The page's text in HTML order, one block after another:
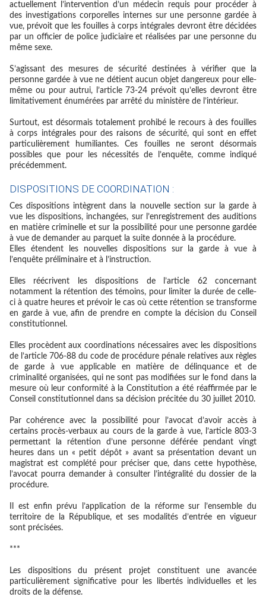
actuellement l’intervention d’un médecin requis pour procéder à
des investigations corporelles internes sur une personne gardée à
vue, prévoit que les fouilles à corps intégrales devront être décidées
par un officier de police judiciaire et réalisées par une personne du
même sexe.
S’agissant des mesures de sécurité destinées à vérifier que la
personne gardée à vue ne détient aucun objet dangereux pour elle-
même ou pour autrui, l’article 73-24 prévoit qu’elles devront être
limitativement énumérées par arrêté du ministère de l’intérieur.
Surtout, est désormais totalement prohibé le recours à des fouilles
à corps intégrales pour des raisons de sécurité, qui sont en effet
particulièrement humiliantes. Ces fouilles ne seront désormais
possibles que pour les nécessités de l’enquête, comme indiqué
précédemment.
DISPOSITIONS DE COORDINATION :
Ces dispositions intègrent dans la nouvelle section sur la garde à
vue les dispositions, inchangées, sur l’enregistrement des auditions
en matière criminelle et sur la possibilité pour une personne gardée
à vue de demander au parquet la suite donnée à la procédure.
Elles étendent les nouvelles dispositions sur la garde à vue à
l’enquête préliminaire et à l’instruction.
Elles réécrivent les dispositions de l’article 62 concernant
notamment la rétention des témoins, pour limiter la durée de celle-
ci à quatre heures et prévoir le cas où cette rétention se transforme
en garde à vue, afin de prendre en compte la décision du Conseil
constitutionnel.
Elles procèdent aux coordinations nécessaires avec les dispositions
de l’article 706-88 du code de procédure pénale relatives aux règles
de garde à vue applicable en matière de délinquance et de
criminalité organisées, qui ne sont pas modifiées sur le fond dans la
mesure où leur conformité à la Constitution a été réaffirmée par le
Conseil constitutionnel dans sa décision précitée du 30 juillet 2010.
Par cohérence avec la possibilité pour l’avocat d’avoir accès à
certains procès-verbaux au cours de la garde à vue, l’article 803-3
permettant la rétention d’une personne déférée pendant vingt
heures dans un « petit dépôt » avant sa présentation devant un
magistrat est complété pour préciser que, dans cette hypothèse,
l’avocat pourra demander à consulter l’intégralité du dossier de la
procédure.
Il est enfin prévu l’application de la réforme sur l’ensemble du
territoire de la République, et ses modalités d’entrée en vigueur
sont précisées.
***
Les dispositions du présent projet constituent une avancée
particulièrement significative pour les libertés individuelles et les
droits de la défense.